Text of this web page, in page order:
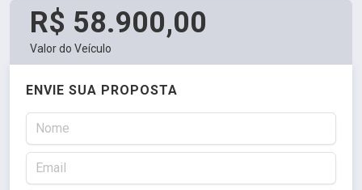
R$ 58.900,00
Valor do Veículo
ENVIE SUA PROPOSTA